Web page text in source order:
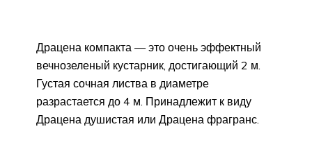
Драцена компакта — это очень эффектный
вечнозеленый кустарник, достигающий 2 м.
Густая сочная листва в диаметре
разрастается до 4 м. Принадлежит к виду
Драцена душистая или Драцена фрагранс.